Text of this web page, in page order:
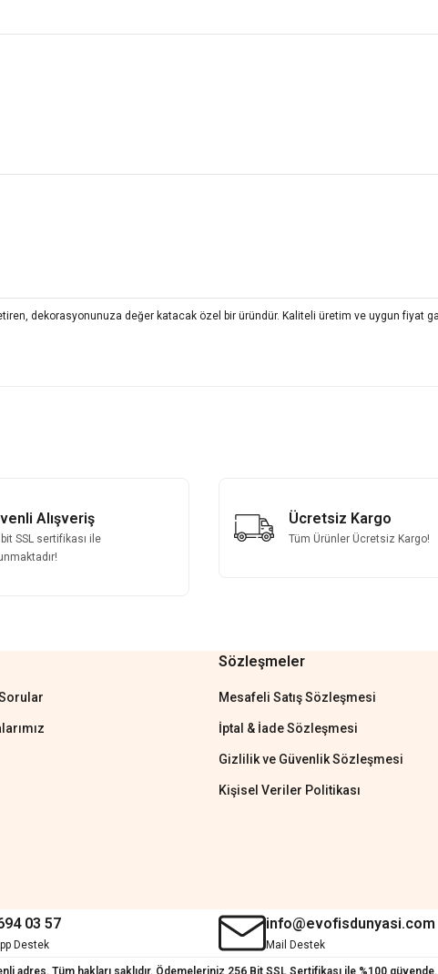
dekorasyonunuza değer katacak özel bir üründür. Kaliteli üretim ve uygun fiyat
Gönder
Alışveriş
SSL sertifikası ile
Ücretsiz Kargo
Tüm Ürünler Ücretsiz Kargo!
Sözleşmeler
Mesafeli Satış Sözleşmesi
İptal & İade Sözleşmesi
Gizlilik ve Güvenlik Sözleşmesi
Kişisel Veriler Politikası
03 57
Destek
info@evofisdunyasi.com
Mail Destek
Tüm hakları saklıdır. Ödemeleriniz 256 Bit SSL Sertifikası ile %100 güvende.